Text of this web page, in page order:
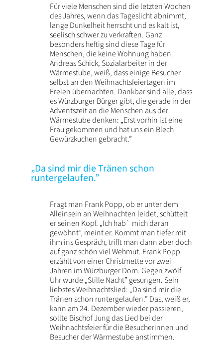
Für viele Menschen sind die letzten Wochen
des Jahres, wenn das Tageslicht abnimmt,
lange Dunkelheit herrscht und es kalt ist,
seelisch schwer zu verkraften. Ganz
besonders heftig sind diese Tage für
Menschen, die keine Wohnung haben.
Andreas Schick, Sozialarbeiter in der
Wärmestube, weiß, dass einige Besucher
selbst an den Weihnachtsfeiertagen im
Freien übernachten. Dankbar sind alle, dass
es Würzburger Bürger gibt, die gerade in der
Adventszeit an die Menschen aus der
Wärmestube denken: „Erst vorhin ist eine
Frau gekommen und hat uns ein Blech
Gewürzkuchen gebracht.”
„Da sind mir die Tränen schon
runtergelaufen.”
Fragt man Frank Popp, ob er unter dem
Alleinsein an Weihnachten leidet, schüttelt
er seinen Kopf. „Ich hab` mich daran
gewöhnt”, meint er. Kommt man tiefer mit
ihm ins Gespräch, trifft man dann aber doch
auf ganz schön viel Wehmut. Frank Popp
erzählt von einer Christmette vor zwei
Jahren im Würzburger Dom. Gegen zwölf
Uhr wurde „Stille Nacht” gesungen. Sein
liebstes Weihnachtslied: „Da sind mir die
Tränen schon runtergelaufen.” Das, weiß er,
kann am 24. Dezember wieder passieren,
sollte Bischof Jung das Lied bei der
Weihnachtsfeier für die Besucherinnen und
Besucher der Wärmestube anstimmen.